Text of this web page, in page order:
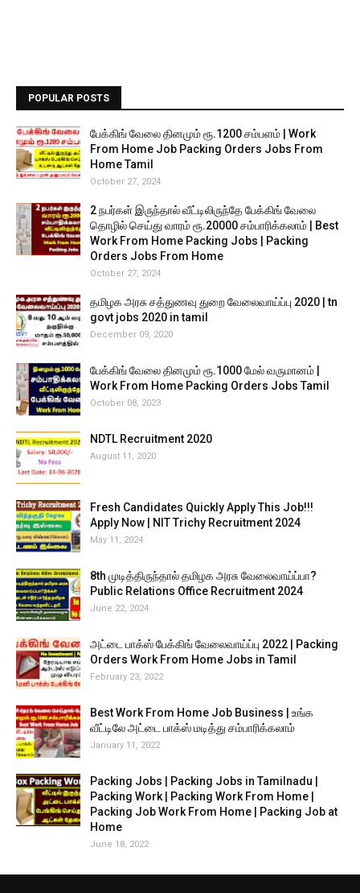
POPULAR POSTS
பேக்கிங் வேலை தினமும் ரூ.1200 சம்பளம் | Work
From Home Job Packing Orders Jobs From
Home Tamil
October 27, 2024
2 நபர்கள் இருந்தால் வீட்டிலிருந்தே பேக்கிங் வேலை
தொழில் செய்து வாரம் ரூ.20000 சம்பாரிக்கலாம் | Best
Work From Home Packing Jobs | Packing
Orders Jobs From Home
October 27, 2024
தமிழக அரசு சத்துணவு துறை வேலைவாய்ப்பு 2020 | tn
govt jobs 2020 in tamil
December 09, 2020
பேக்கிங் வேலை தினமும் ரூ.1000 மேல் வருமானம் |
Work From Home Packing Orders Jobs Tamil
October 08, 2023
NDTL Recruitment 2020
August 11, 2020
Fresh Candidates Quickly Apply This Job!!!
Apply Now | NIT Trichy Recruitment 2024
May 11, 2024
8th முடித்திருந்தால் தமிழக அரசு வேலைவாய்ப்பா?
Public Relations Office Recruitment 2024
June 22, 2024
அட்டை பாக்ஸ் பேக்கிங் வேலைவாய்ப்பு 2022 | Packing
Orders Work From Home Jobs in Tamil
February 23, 2022
Best Work From Home Job Business | உங்க
வீட்டிலே அட்டை பாக்ஸ் மடித்து சம்பாரிக்கலாம்
January 11, 2022
Packing Jobs | Packing Jobs in Tamilnadu |
Packing Work | Packing Work From Home |
Packing Job Work From Home | Packing Job at
Home
June 18, 2022